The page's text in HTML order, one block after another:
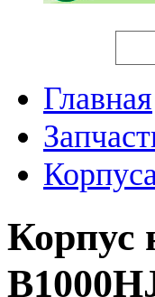
Главная
Корпус